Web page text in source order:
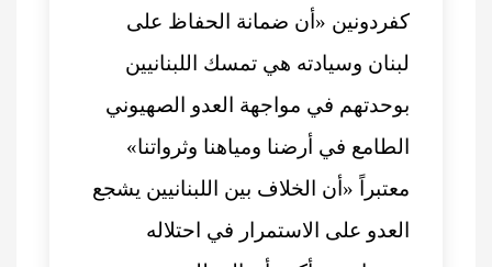
كفردونين «أن ضمانة الحفاظ على
لبنان وسيادته هي تمسك اللبنانيين
بوحدتهم في مواجهة العدو الصهيوني
الطامع في أرضنا ومياهنا وثرواتنا»
معتبراً «أن الخلاف بين اللبنانيين يشجع
العدو على الاستمرار في احتلاله